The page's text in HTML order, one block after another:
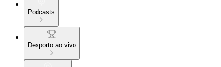
Podcasts
Desporto ao vivo